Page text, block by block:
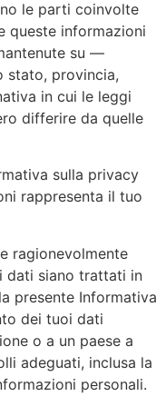
le parti coinvolte
queste informazioni
su —
stato, provincia,
in cui le leggi
differire da quelle
sulla privacy
rappresenta il tuo
ragionevolmente
dati siano trattati in
presente Informativa
dei tuoi dati
o a un paese a
adeguati, inclusa la
personali.